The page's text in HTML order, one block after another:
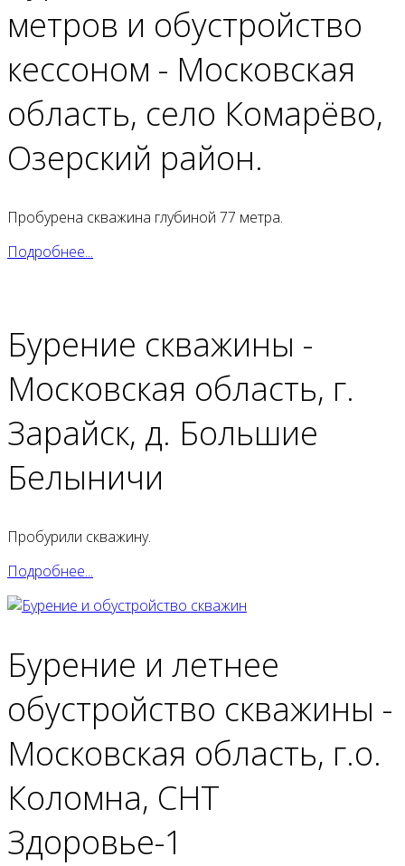
метров и обустройство
кессоном - Московская
область, село Комарёво,
Озерский район.
Пробурена скважина глубиной 77 метра.
Подробнее...
Бурение скважины -
Московская область, г.
Зарайск, д. Большие
Белыничи
Пробурили скважину.
Подробнее...
Бурение и летнее
обустройство скважины -
Московская область, г.о.
Коломна, СНТ
Здоровье-1